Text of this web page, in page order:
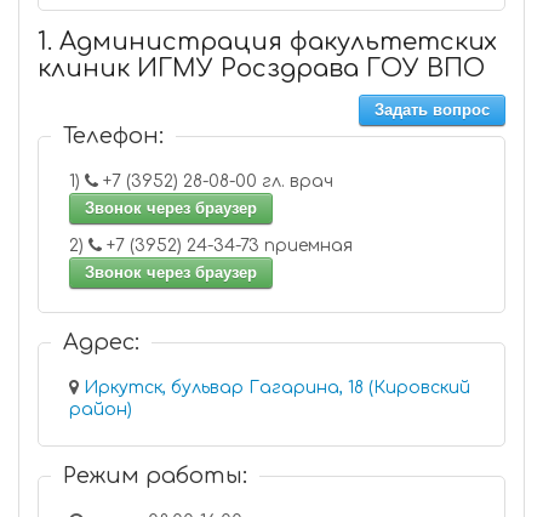
1. Администрация факультетских
клиник ИГМУ Росздрава ГОУ ВПО
Задать вопрос
Телефон:
1)
+7 (3952) 28-08-00 гл. врач
Звонок через браузер
2)
+7 (3952) 24-34-73 приемная
Звонок через браузер
Адрес:
Иркутск, бульвар Гагарина, 18 (Кировский
район)
Режим работы: